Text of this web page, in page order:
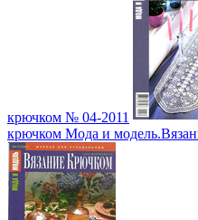
крючком № 04-2011
крючком Мода и